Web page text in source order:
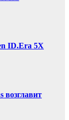
ID.Era 5X
возглавит